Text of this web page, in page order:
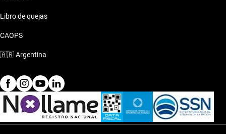
Camioneta Lexus UX 2024
Camioneta Lexus UX 2025
Libro de quejas
CAOPS
🇦🇷Argentina